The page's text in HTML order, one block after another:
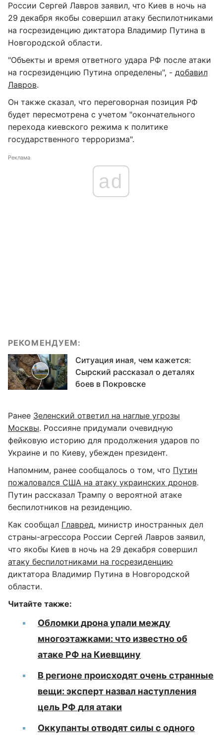
России Сергей Лавров заявил, что Киев в ночь на
29 декабря якобы совершил атаку беспилотниками
на госрезиденцию диктатора Владимир Путина в
Новгородской области.
"Объекты и время ответного удара РФ после атаки
на госрезиденцию Путина определены", - добавил
Лавров.
Он также сказал, что переговорная позиция РФ
будет пересмотрена с учетом "окончательного
перехода киевского режима к политике
государственного терроризма".
Реклама
ad
РЕКОМЕНДУЕМ:
Ситуация иная, чем кажется:
Сырский рассказал о деталях
боев в Покровске
Ранее Зеленский ответил на наглые угрозы
Москвы. Россияне придумали очевидную
фейковую историю для продолжения ударов по
Украине и по Киеву, убежден президент.
Напомним, ранее сообщалось о том, что Путин
пожаловался США на атаку украинских дронов.
Путин рассказал Трампу о вероятной атаке
беспилотников на резиденцию.
Как сообщал Главред, министр иностранных дел
страны-агрессора России Сергей Лавров заявил,
что якобы Киев в ночь на 29 декабря совершил
атаку беспилотниками на госрезиденцию
диктатора Владимир Путина в Новгородской
области.
Читайте также:
Обломки дрона упали между
многоэтажками: что известно об
атаке РФ на Киевщину
В регионе происходят очень странные
вещи: эксперт назвал наступления
цель РФ для атаки
Оккупанты отводят силы с одного